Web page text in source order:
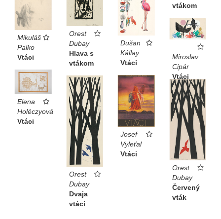
vtákom
Orest
Dubay
Hlava s
vtákom
Mikuláš
Palko
Vtáci
Dušan
Kállay
Vtáci
Miroslav
Cipár
Vtáci
Elena
Holéczyová
Vtáci
Josef
Vyleťal
Vtáci
Orest
Dubay
Dvaja
vtáci
Orest
Dubay
Červený
vták